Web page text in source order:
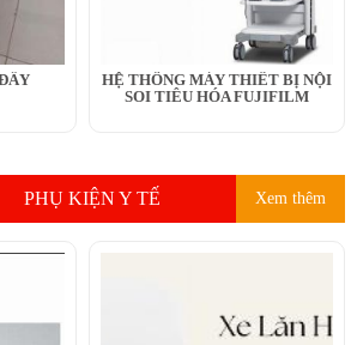
HỆ THỐNG MÁY THIẾT BỊ NỘI
SOI TIÊU HÓA FUJIFILM
PHỤ KIỆN Y TẾ Xem thêm